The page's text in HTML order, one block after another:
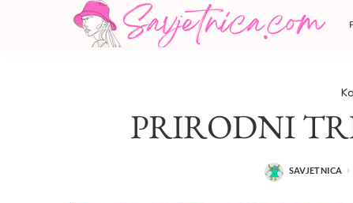
PRIRODNI
POSTED
SAVJETNICA